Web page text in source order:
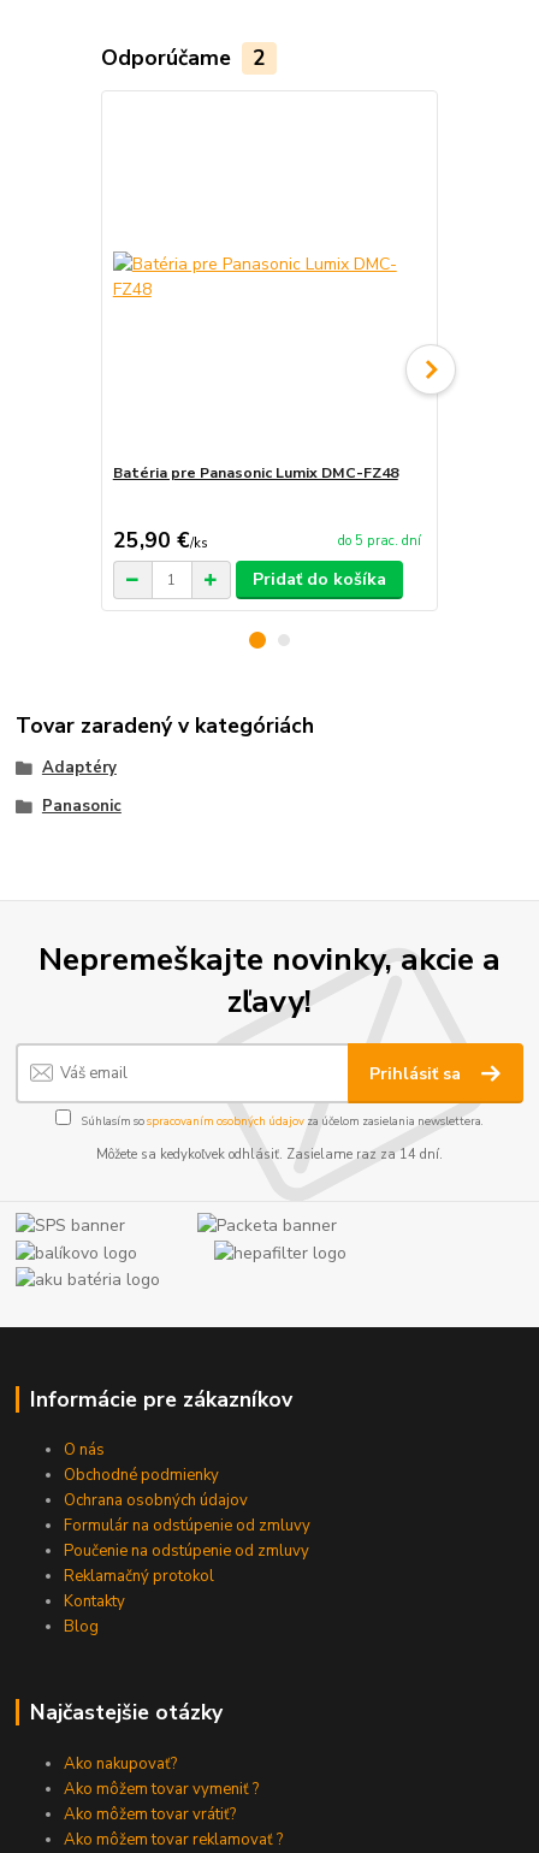
Odporúčame 2
Batéria pre Panasonic Lumix DMC-FZ48
25,90 €/ks do 5 prac. dní
Pridať do košíka
Tovar zaradený v kategóriách
Adaptéry
Panasonic
Nepremeškajte novinky, akcie a
zľavy!
Prihlásiť sa
Súhlasím sospracovaním osobných údajov za účelom zasielania newslettera.
Môžete sa kedykoľvek odhlásiť. Zasielame raz za 14 dní.
Informácie pre zákazníkov
O nás
Obchodné podmienky
Ochrana osobných údajov
Formulár na odstúpenie od zmluvy
Poučenie na odstúpenie od zmluvy
Reklamačný protokol
Kontakty
Blog
Najčastejšie otázky
Ako nakupovať?
Ako môžem tovar vymeniť ?
Ako môžem tovar vrátiť?
Ako môžem tovar reklamovať ?